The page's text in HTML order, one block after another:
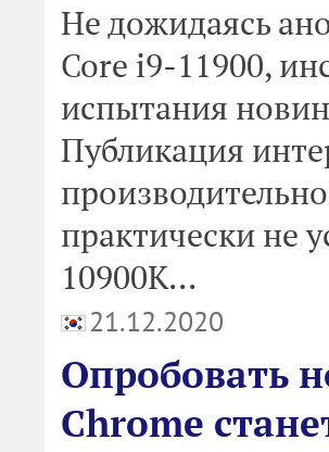
Не дожидаясь
Core i9-11900,
испытания
Публикация
практически не
10900K...
21.12.2020
Опробовать
Chrome